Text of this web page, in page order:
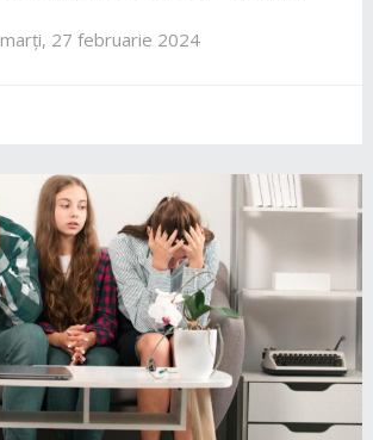
marți, 27 februarie 2024